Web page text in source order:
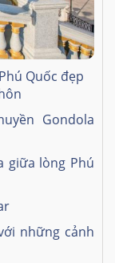
Quốc đẹp
Gondola
giữa lòng Phú
những cảnh